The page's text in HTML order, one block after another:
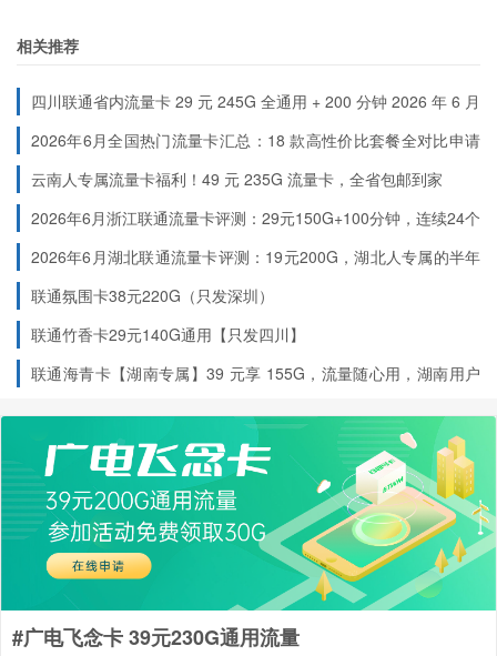
餐内容。
共地址无法通过审核。
套餐外资费：国内语音 0.15 元 / 分钟，短信 0.1 元 / 条，流量
变更规则：优惠期内变更主套餐视为主动放弃活动，叠加包
自动失效，无法恢复优惠。
合约规则：套餐合约期 12 个月，合约期内注销可能产生违约
办理建议
适合云南地区 18-60 周岁、流量需求较大但通话需求少的用
户，可作为主卡或副卡使用。
办理前确认收货地址在云南省内，激活时按要求首充 100
元，确保享受优惠。
激活后通过联通 APP 查询流量使用情况，合理规划通用流量
和定向流量的使用，避免超套产生额外费用。
相关推荐
四川联通省内流量卡 29 元 245G 全通用 + 200 分钟 2026 年 6 月
最新首充规则
2026年6月全国热门流量卡汇总：18 款高性价比套餐全对比申请
入口（按地区分类）
云南人专属流量卡福利！49 元 235G 流量卡，全省包邮到家
2026年6月浙江联通流量卡评测：29元150G+100分钟，连续24个
月稳定低价
2026年6月湖北联通流量卡评测：19元200G，湖北人专属的半年
流量神卡
联通氛围卡38元220G（只发深圳）
联通竹香卡29元140G通用【只发四川】
联通海青卡【湖南专属】39 元享 155G，流量随心用，湖南用户
#广电飞念卡 39元230G通用流量